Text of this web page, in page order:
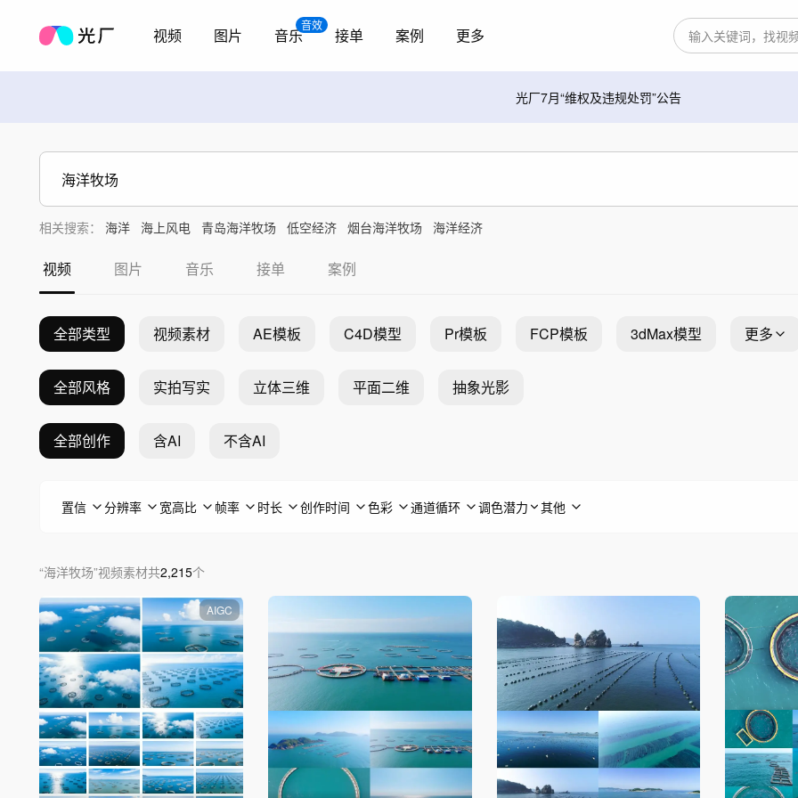
视频 图片
音效
音乐 接单 案例 更多
光厂7月“维权及违规处罚”公告
相关搜索： 海洋 海上风电 青岛海洋牧场 低空经济 烟台海洋牧场 海洋经济
视频 图片 音乐 接单 案例
全部类型 视频素材 AE模板 C4D模型 Pr模板 FCP模板 3dMax模型 更多
全部风格 实拍写实 立体三维 平面二维 抽象光影
全部创作 含AI 不含AI
置信 分辨率 宽高比 帧率 时长 创作时间 色彩 通道循环 调色潜力 其他
“海洋牧场”视频素材共2,215个
AIGC